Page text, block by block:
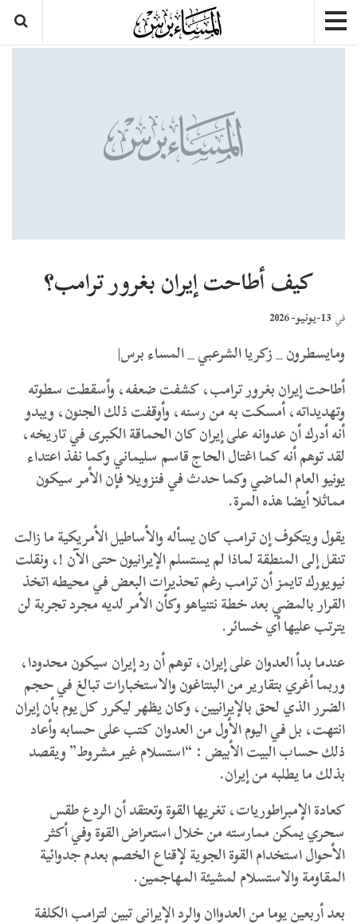
كيف أطاحت إيران بغرور ترامب؟
في 13-يونيو- 2026
ومايسطرون _ زكريا الشرعبي _ المساء برس|
‏أطاحت إيران بغرور ترامب، كشفت ضعفه، وأسقطت سطوته
وتهديداته، أمسكت به من رسنه، وأوقفت ذلك الجنون، ويبدو
أنه أدرك أن عدوانه على إيران كان الحماقة الكبرى في تاريخه،
لقد توهم أنه كما اغتال الحاج قاسم سليماني وكما نفذ اعتداء
يونيو العام الماضي وكما حدث في فنزويلا فإن الأمر سيكون
مماثلا أيضا هذه المرة.
يقول ويتكوف إن ترامب كان يسأله والأساطيل الأمريكية ما زالت
تنقل إلى المنطقة لماذا لم يستسلم الإيرانيون حتى الآن !، ونقلت
نيويورك تايمز أن ترامب رغم تحذيرات البعض في محيطه اتخذ
القرار بالمضي بعد خطة نتنياهو وكأن الأمر لديه مجرد تجربة لن
يترتب عليها أي خسائر.
عندما بدأ العدوان على إيران، توهم أن رد إيران سيكون محدودا،
وربما أغري بتقارير من البنتاغون والاستخبارات تبالغ في حجم
الضرر الذي لحق بالإيرانيين، وكان يظهر ليكرر كل يوم بأن إيران
انتهت، بل في اليوم الأول من العدوان كتب على حسابه وأعاد
ذلك حساب البيت الأبيض : “استسلام غير مشروط” ويقصد
بذلك ما يطلبه من إيران.
كعادة الإمبراطوريات، تغريها القوة وتعتقد أن الردع طقس
سحري يمكن ممارسته من خلال استعراض القوة وفي أكثر
الأحوال استخدام القوة الجوية لإقناع الخصم بعدم جدوائية
المقاومة والاستسلام لمشيئة المهاجمين.
بعد أربعين يوما من العدواان والرد الإيراني تبين لترامب الكلفة